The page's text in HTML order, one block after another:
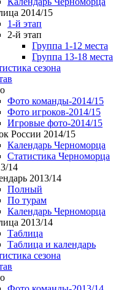
2014/15
1-й этап
2-й этап
Группа 1-12 места
Группа 13-18 места
сезона
Фото команды-2014/15
Фото игроков-2014/15
Игровые фото-2014/15
России 2014/15
Календарь Черноморца
Статистика Черноморца
14
2013/14
Полный
По турам
Календарь Черноморца
2013/14
Таблица
Таблица и календарь
сезона